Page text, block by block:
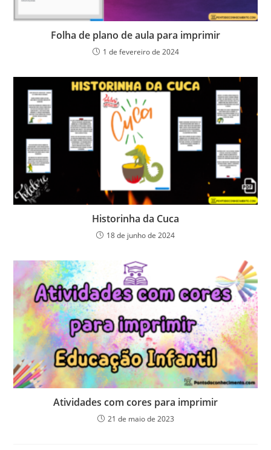
Folha de plano de aula para imprimir
1 de fevereiro de 2024
Historinha da Cuca
18 de junho de 2024
Atividades com cores para imprimir
21 de maio de 2023